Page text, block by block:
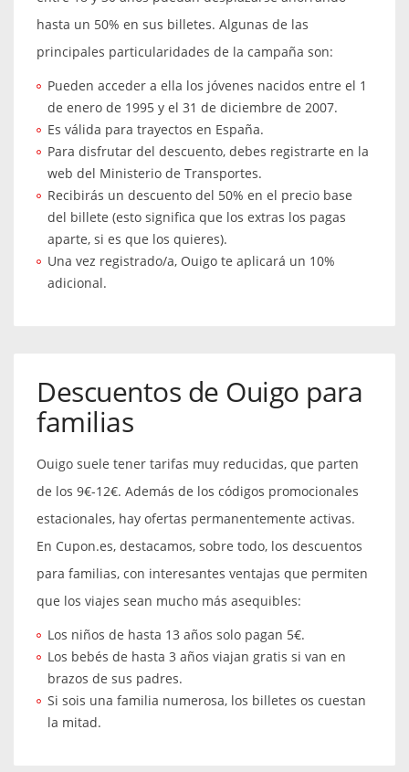
hasta un 50% en sus billetes. Algunas de las
principales particularidades de la campaña son:
Pueden acceder a ella los jóvenes nacidos entre el 1
de enero de 1995 y el 31 de diciembre de 2007.
Es válida para trayectos en España.
Para disfrutar del descuento, debes registrarte en la
web del Ministerio de Transportes.
Recibirás un descuento del 50% en el precio base
del billete (esto significa que los extras los pagas
aparte, si es que los quieres).
Una vez registrado/a, Ouigo te aplicará un 10%
adicional.
Descuentos de Ouigo para
familias
Ouigo suele tener tarifas muy reducidas, que parten
de los 9€-12€. Además de los códigos promocionales
estacionales, hay ofertas permanentemente activas.
En Cupon.es, destacamos, sobre todo, los descuentos
para familias, con interesantes ventajas que permiten
que los viajes sean mucho más asequibles:
Los niños de hasta 13 años solo pagan 5€.
Los bebés de hasta 3 años viajan gratis si van en
brazos de sus padres.
Si sois una familia numerosa, los billetes os cuestan
la mitad.